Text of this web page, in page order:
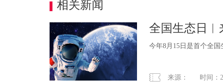
相关新闻
全国生态日︱
今年8月15日是首个全
来源： 时间：